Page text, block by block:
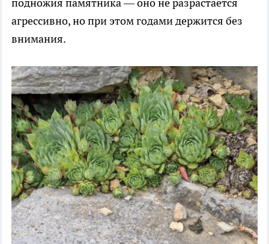
агрессивно, но при этом годами держится без
внимания.